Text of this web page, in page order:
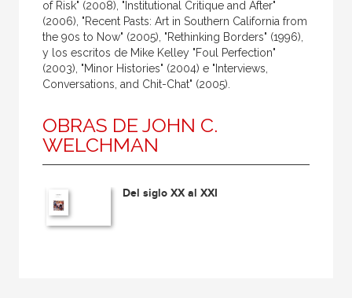
of Risk" (2008), "Institutional Critique and After"
(2006), "Recent Pasts: Art in Southern California from
the 90s to Now" (2005), "Rethinking Borders" (1996),
y los escritos de Mike Kelley "Foul Perfection"
(2003), "Minor Histories" (2004) e "Interviews,
Conversations, and Chit-Chat" (2005).
OBRAS DE JOHN C.
WELCHMAN
Del siglo XX al XXI